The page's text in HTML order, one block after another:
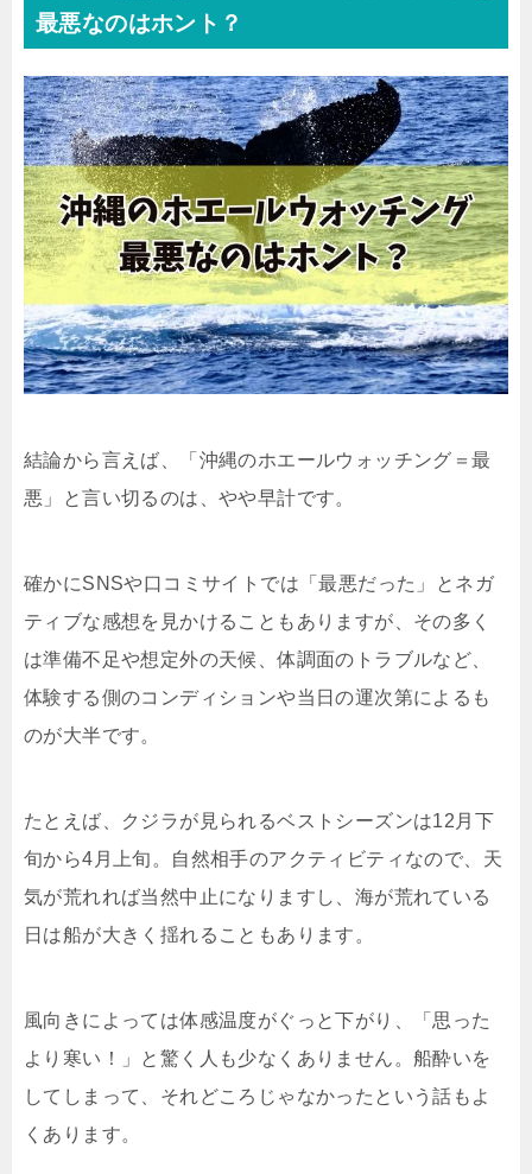
最悪なのはホント？
結論から言えば、「沖縄のホエールウォッチング＝最
悪」と言い切るのは、やや早計です。
確かにSNSや口コミサイトでは「最悪だった」とネガ
ティブな感想を見かけることもありますが、その多く
は準備不足や想定外の天候、体調面のトラブルなど、
体験する側のコンディションや当日の運次第によるも
のが大半です。
たとえば、クジラが見られるベストシーズンは12月下
旬から4月上旬。自然相手のアクティビティなので、天
気が荒れれば当然中止になりますし、海が荒れている
日は船が大きく揺れることもあります。
風向きによっては体感温度がぐっと下がり、「思った
より寒い！」と驚く人も少なくありません。船酔いを
してしまって、それどころじゃなかったという話もよ
くあります。